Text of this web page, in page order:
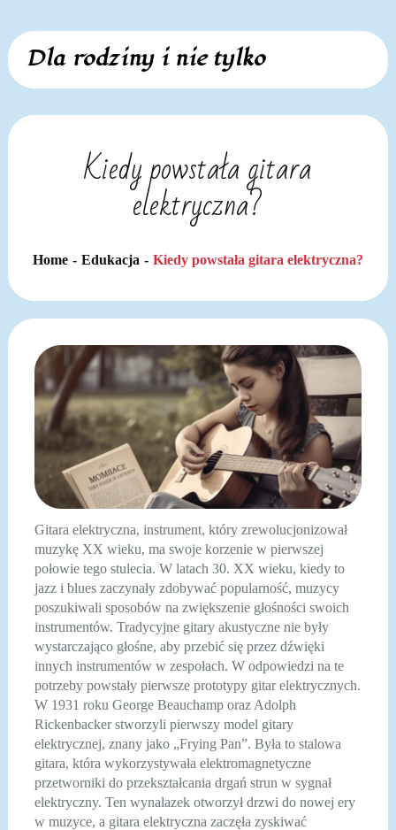
Skip
content
Dla rodziny i nie tylko
Kiedy powstała gitara
elektryczna?
Home Edukacja Kiedy powstała gitara elektryczna?
Gitara elektryczna, instrument, który zrewolucjonizował
muzykę XX wieku, ma swoje korzenie w pierwszej
połowie tego stulecia. W latach 30. XX wieku, kiedy to
jazz i blues zaczynały zdobywać popularność, muzycy
poszukiwali sposobów na zwiększenie głośności swoich
instrumentów. Tradycyjne gitary akustyczne nie były
wystarczająco głośne, aby przebić się przez dźwięki
innych instrumentów w zespołach. W odpowiedzi na te
potrzeby powstały pierwsze prototypy gitar elektrycznych.
W 1931 roku George Beauchamp oraz Adolph
Rickenbacker stworzyli pierwszy model gitary
elektrycznej, znany jako „Frying Pan”. Była to stalowa
gitara, która wykorzystywała elektromagnetyczne
przetworniki do przekształcania drgań strun w sygnał
elektryczny. Ten wynalazek otworzył drzwi do nowej ery
w muzyce, a gitara elektryczna zaczęła zyskiwać